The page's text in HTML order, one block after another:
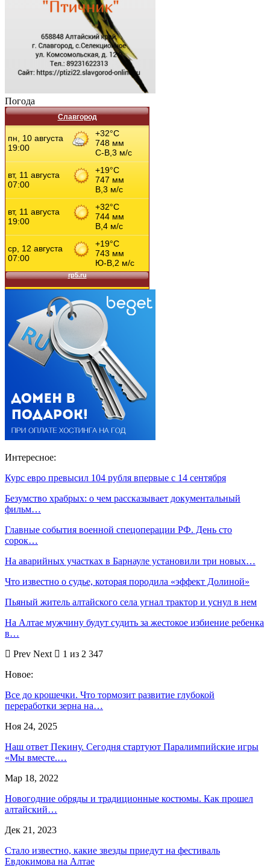
Погода
Славгород
Интересное:
Курс евро превысил 104 рубля впервые с 14 сентября
Безумство храбрых: о чем рассказывает документальный
фильм…
Главные события военной спецоперации РФ. День сто
сорок…
На аварийных участках в Барнауле установили три новых…
Что известно о судье, которая породила «эффект Долиной»
Пьяный житель алтайского села угнал трактор и уснул в нем
На Алтае мужчину будут судить за жестокое избиение ребенка
в…
Prev Next
1 из 2 347
Новое:
Все до крошечки. Что тормозит развитие глубокой
переработки зерна на…
Ноя 24, 2025
Наш ответ Пекину. Сегодня стартуют Паралимпийские игры
«Мы вместе.…
Мар 18, 2022
Новогодние обряды и традиционные костюмы. Как прошел
алтайский…
Дек 21, 2023
Стало известно, какие звезды приедут на фестиваль
Евдокимова на Алтае